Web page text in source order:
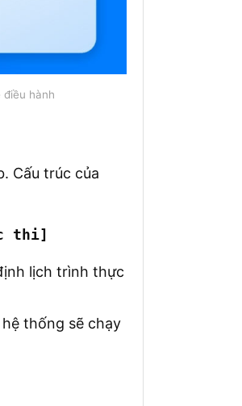
hành
Cấu trúc của
thi]
lịch trình thực
thống sẽ chạy